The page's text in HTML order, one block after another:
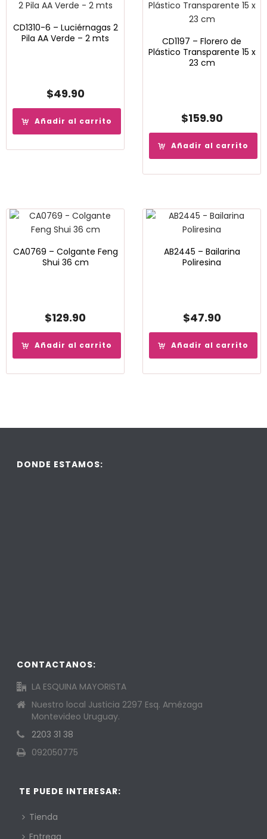
CD1310-6 – Luciérnagas 2
Pila AA Verde – 2 mts
$49.90
Añadir al carrito
CD1197 – Florero de
Plástico Transparente 15 x
23 cm
$159.90
Añadir al carrito
CA0769 – Colgante Feng
Shui 36 cm
$129.90
Añadir al carrito
AB2445 – Bailarina
Poliresina
$47.90
Añadir al carrito
DONDE ESTAMOS:
CONTACTANOS:
LA ESQUINA MAYORISTA
Nuestro local Justicia 2297 Esq. Amézaga
Montevideo Uruguay.
2203 31 38
092050775
TE PUEDE INTERESAR:
Tienda